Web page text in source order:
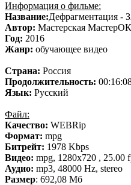
Информация о фильме:
Название:Дефрагментация -
Автор: Мастерская МастерОК
Год: 2016
Жанр: обучающее видео
Страна: Россия
Продолжительность:
Язык: Русский
Файл:
Качество: WEBRip
Формат: mpg
Битрейт: 1978 Kbps
Видео: mpg, 1280х720 , 25.00
Аудио: mp3, 48000 Hz, stereo
Размер: 692,08 Мб